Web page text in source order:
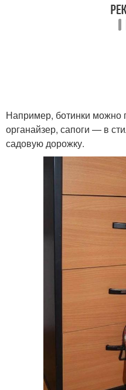
Например, ботинки можно
органайзер, сапоги — в
садовую дорожку.